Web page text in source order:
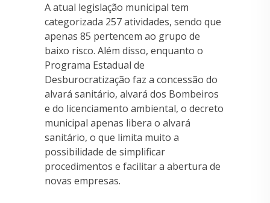
A atual legislação municipal tem
categorizada 257 atividades, sendo que
apenas 85 pertencem ao grupo de
baixo risco. Além disso, enquanto o
Programa Estadual de
Desburocratização faz a concessão do
alvará sanitário, alvará dos Bombeiros
e do licenciamento ambiental, o decreto
municipal apenas libera o alvará
sanitário, o que limita muito a
possibilidade de simplificar
procedimentos e facilitar a abertura de
novas empresas.